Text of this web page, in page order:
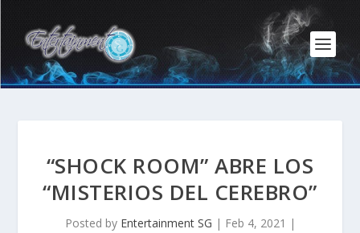
“SHOCK ROOM” ABRE LOS
“MISTERIOS DEL CEREBRO”
Posted by Entertainment SG | Feb 4, 2021 |